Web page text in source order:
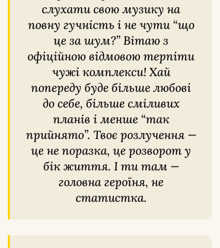
слухати свою музику на
повну гучність і не чути “що
це за шум?” Вітаю з
офіційною відмовою терпіти
чужі комплекси! Хай
попереду буде більше любові
до себе, більше сміливих
планів і менше “так
прийнято”. Твоє розлучення —
це не поразка, це розворот у
бік життя. І ти там —
головна героїня, не
статистка.